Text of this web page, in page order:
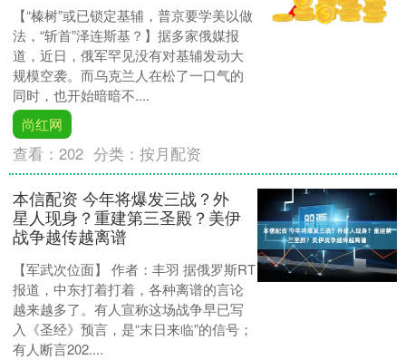
【“榛树”或已锁定基辅，普京要学美以做
法，“斩首”泽连斯基？】据多家俄媒报
道，近日，俄军罕见没有对基辅发动大
规模空袭。而乌克兰人在松了一口气的
同时，也开始暗暗不....
尚红网
查看：202 分类：按月配资
本信配资 今年将爆发三战？外
星人现身？重建第三圣殿？美伊
战争越传越离谱
【军武次位面】 作者：丰羽 据俄罗斯RT
报道，中东打着打着，各种离谱的言论
越来越多了。有人宣称这场战争早已写
入《圣经》预言，是“末日来临”的信号；
有人断言202....